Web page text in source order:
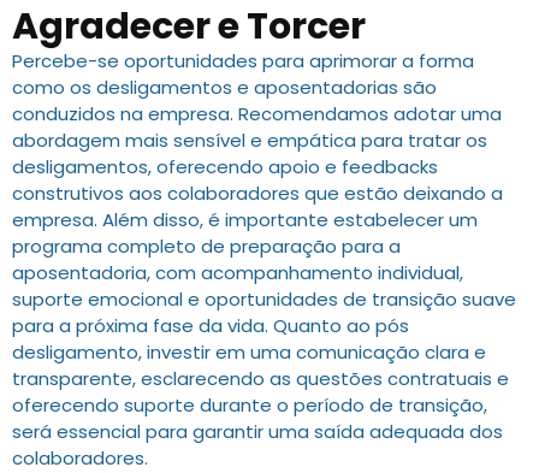
Agradecer e Torcer
Percebe-se oportunidades para aprimorar a forma
como os desligamentos e aposentadorias são
conduzidos na empresa. Recomendamos adotar uma
abordagem mais sensível e empática para tratar os
desligamentos, oferecendo apoio e feedbacks
construtivos aos colaboradores que estão deixando a
empresa. Além disso, é importante estabelecer um
programa completo de preparação para a
aposentadoria, com acompanhamento individual,
suporte emocional e oportunidades de transição suave
para a próxima fase da vida. Quanto ao pós
desligamento, investir em uma comunicação clara e
transparente, esclarecendo as questões contratuais e
oferecendo suporte durante o período de transição,
será essencial para garantir uma saída adequada dos
colaboradores.